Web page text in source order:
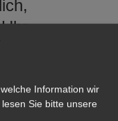
der Limes-
und
Information wir
Sie bitte unsere